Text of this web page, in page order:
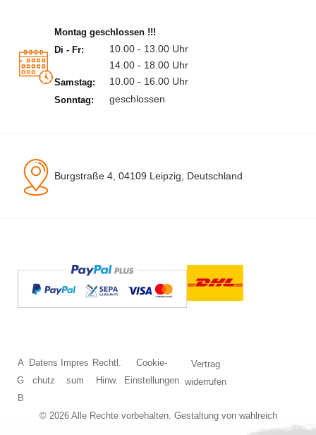
Montag geschlossen !!!
Di - Fr:
10.00 - 13.00 Uhr
14.00 - 18.00 Uhr
Samstag: 10.00 - 16.00 Uhr
Sonntag: geschlossen
Burgstraße 4, 04109 Leipzig, Deutschland
© 2026 Alle Rechte vorbehalten. Gestaltung von wahlreich
A
G
B
Datens
chutz
Impres
sum
Rechtl.
Hinw.
Cookie-
Einstellungen
Vertrag
widerrufen